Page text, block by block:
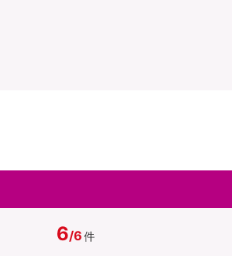
スマホ保険
6/6件